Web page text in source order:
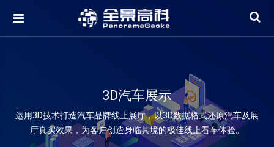
3D汽车展示
运用3D技术打造汽车品牌线上展厅，以3D数据格式还原汽车及展
厅真实效果，为客户创造身临其境的极佳线上看车体验。